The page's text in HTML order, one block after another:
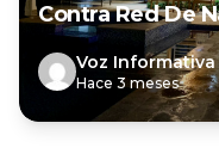
Contra Red De
Voz Informativa
Hace 3 meses